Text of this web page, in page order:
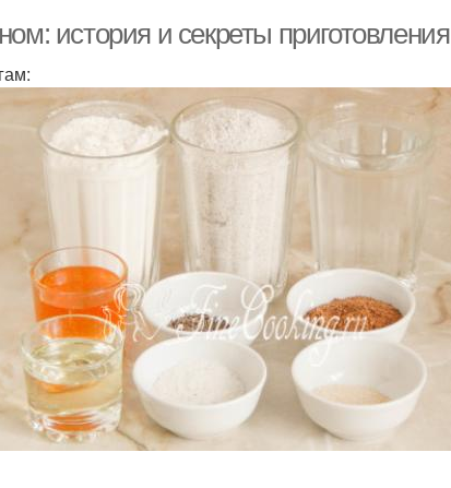
история и секреты приготовления